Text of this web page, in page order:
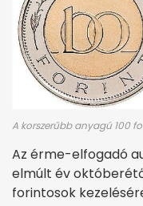
A korszerűbb anyagú 100
Az érme-elfogadó
elmúlt év
forintosok